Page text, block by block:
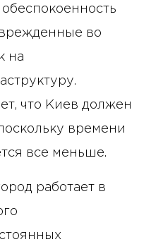
во
на
что Киев должен
времени
все меньше.
работает в